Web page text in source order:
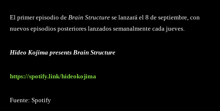
El primer episodio de Brain Structure se lanzará el 8 de septiembre, con
nuevos episodios posteriores lanzados semanalmente cada jueves.
Hideo Kojima presents Brain Structure
https://spotify.link/hideokojima
Fuente: Spotify